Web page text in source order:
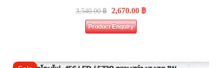
3,540.00฿ 2,670.00 ฿
Product Enquiry